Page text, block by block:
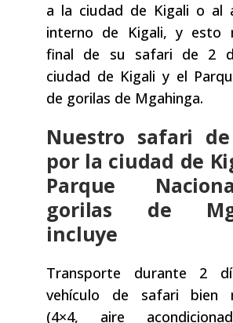
a la ciudad de Kigali o al
interno de Kigali, y esto
final de su safari de 2
ciudad de Kigali y el
de gorilas de Mgahinga.
Nuestro safari
por la ciudad de
Parque
gorilas de
incluye
Transporte durante 2
vehículo de safari bien
(4×4, aire